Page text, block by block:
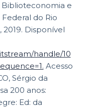
e
do Rio
2019. Disponível
handle/10
Acesso
Sérgio da
200 anos:
Ed: da